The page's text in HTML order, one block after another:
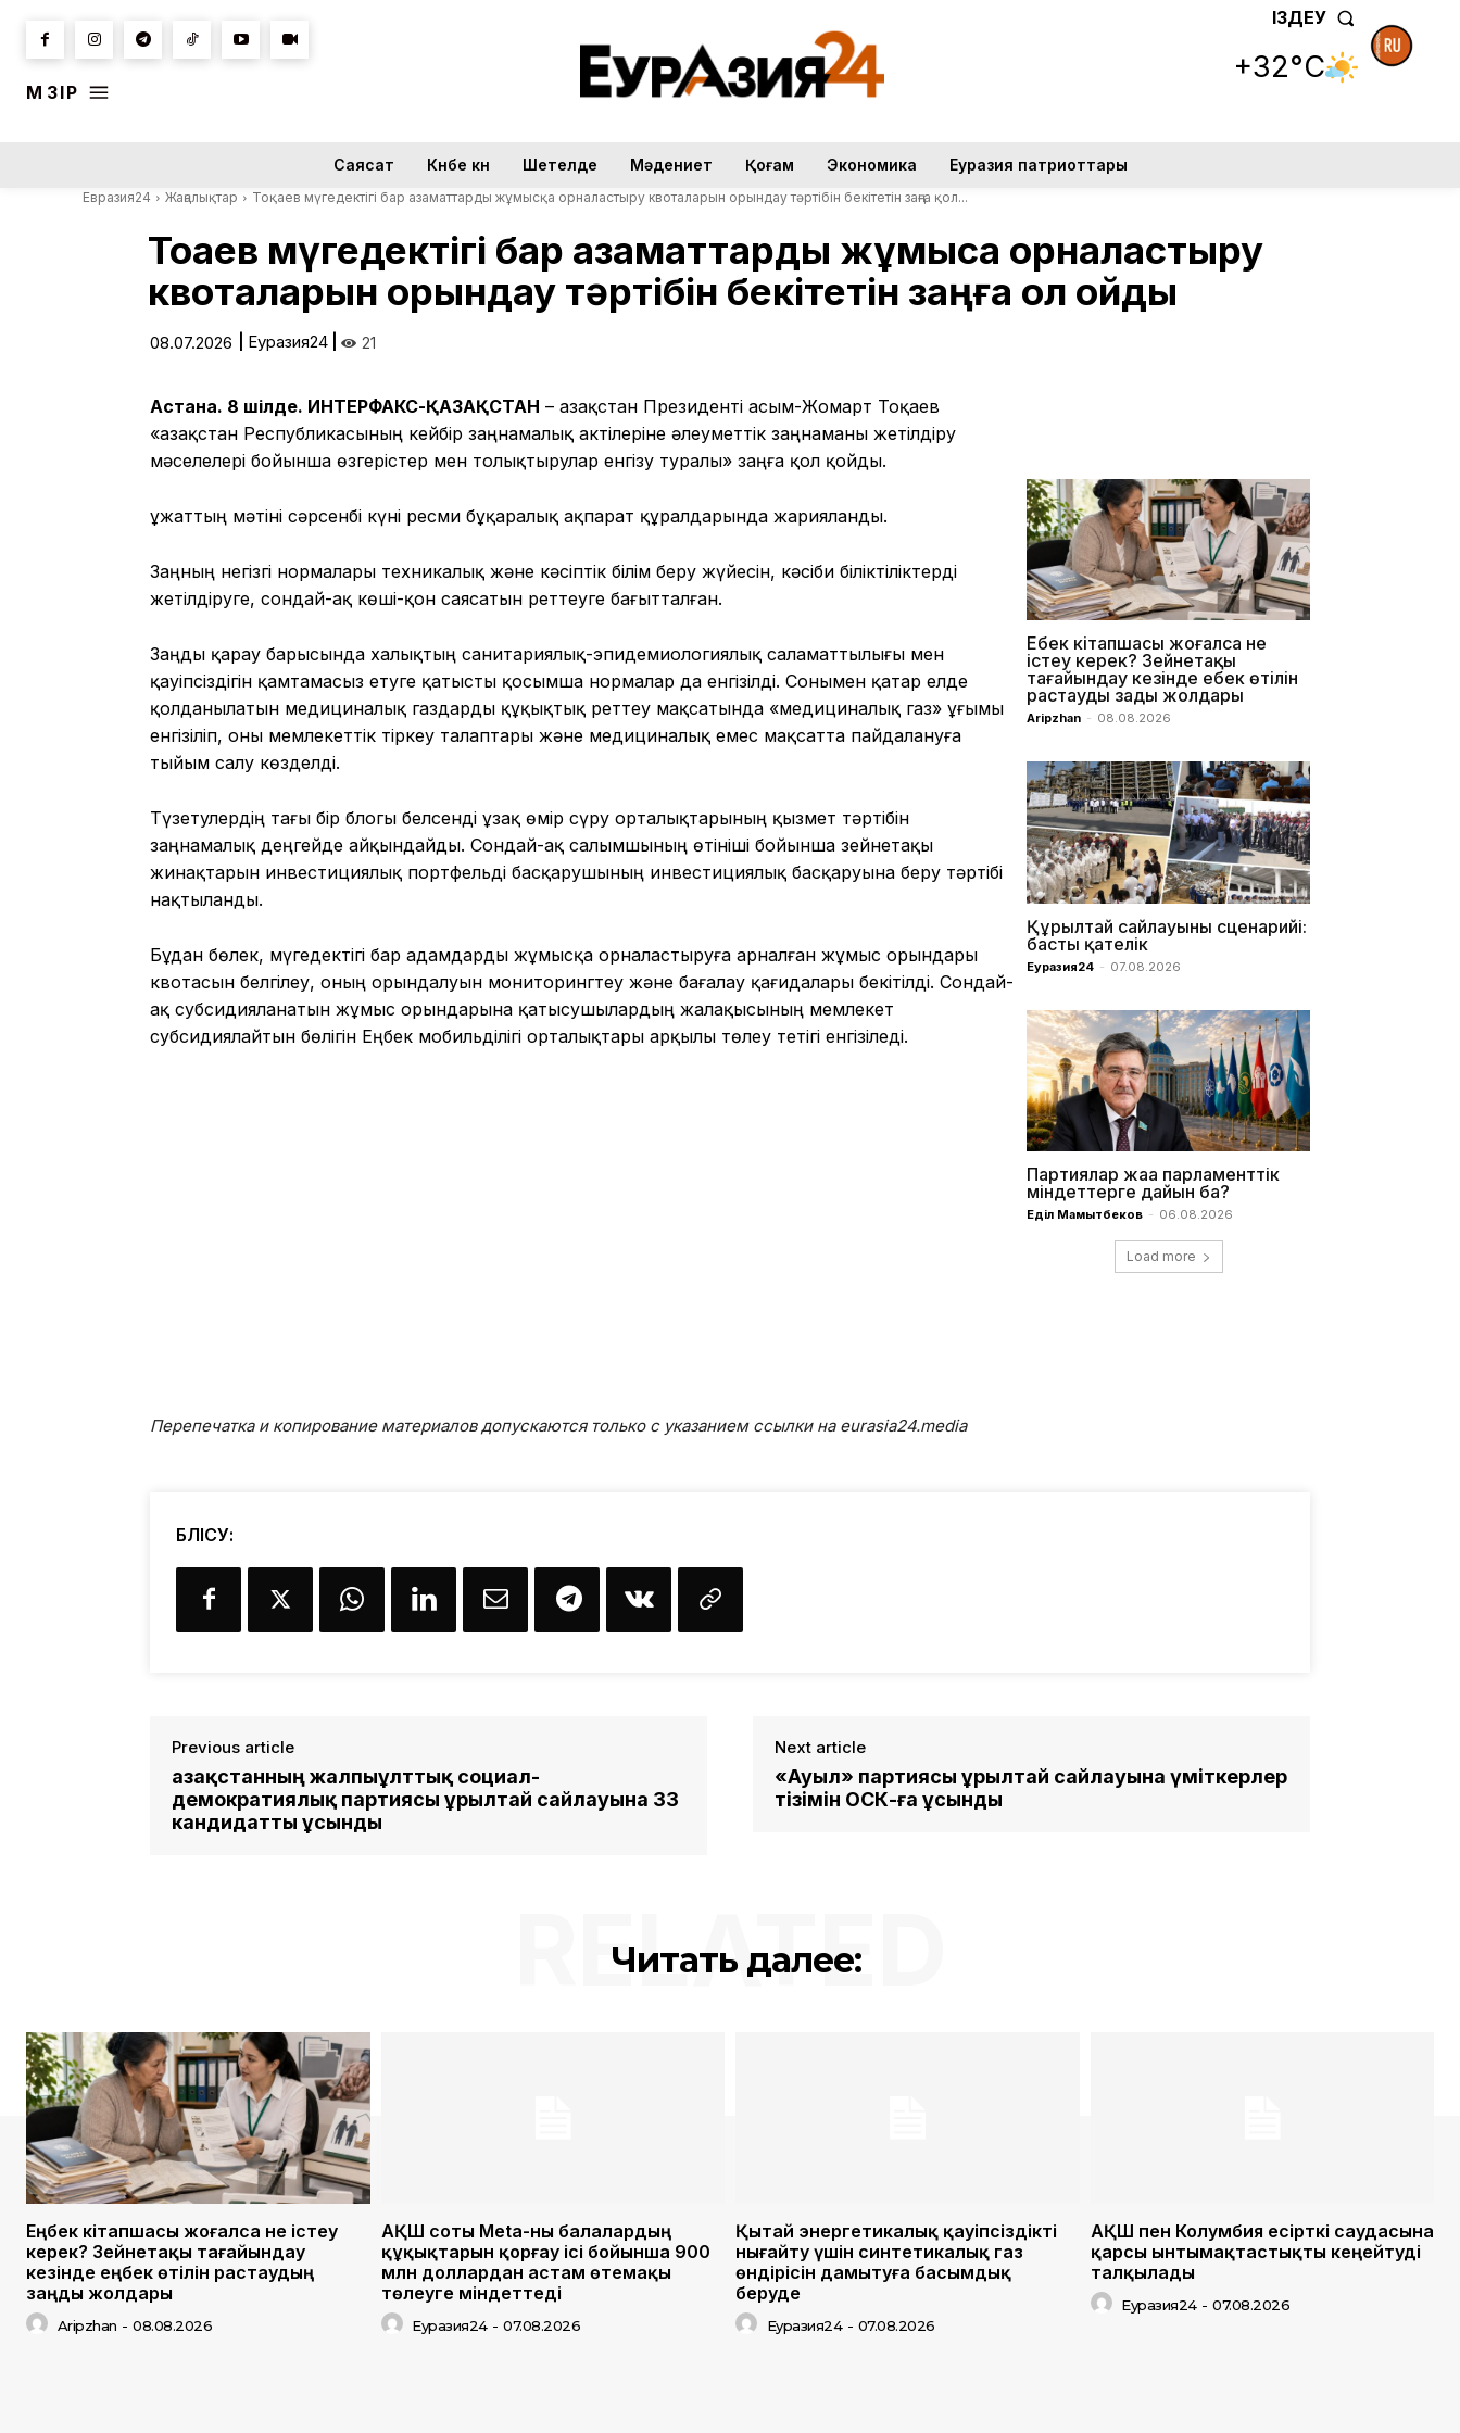
МӘЗІР
ІЗДЕУ
+32°C
Саясат Күнбе күн Шетелде Мәдениет Қоғам Экономика Еуразия патриоттары
Евразия24 Жаңалықтар Тоқаев мүгедектігі бар азаматтарды жұмысқа орналастыру квоталарын орындау тәртібін бекітетін заңға қол...
Тоқаев мүгедектігі бар азаматтарды жұмысқа орналастыру
квоталарын орындау тәртібін бекітетін заңға қол қойды
08.07.2026 Еуразия24 21
Астана. 8 шілде. ИНТЕРФАКС-ҚАЗАҚСТАН – Қазақстан Президенті Қасым-Жомарт Тоқаев
«Қазақстан Республикасының кейбір заңнамалық актілеріне әлеуметтік заңнаманы жетілдіру
мәселелері бойынша өзгерістер мен толықтырулар енгізу туралы» заңға қол қойды.
Құжаттың мәтіні сәрсенбі күні ресми бұқаралық ақпарат құралдарында жарияланды.
Заңның негізгі нормалары техникалық және кәсіптік білім беру жүйесін, кәсіби біліктіліктерді
жетілдіруге, сондай-ақ көші-қон саясатын реттеуге бағытталған.
Заңды қарау барысында халықтың санитариялық-эпидемиологиялық саламаттылығы мен
қауіпсіздігін қамтамасыз етуге қатысты қосымша нормалар да енгізілді. Сонымен қатар елде
қолданылатын медициналық газдарды құқықтық реттеу мақсатында «медициналық газ» ұғымы
енгізіліп, оны мемлекеттік тіркеу талаптары және медициналық емес мақсатта пайдалануға
тыйым салу көзделді.
Түзетулердің тағы бір блогы белсенді ұзақ өмір сүру орталықтарының қызмет тәртібін
заңнамалық деңгейде айқындайды. Сондай-ақ салымшының өтініші бойынша зейнетақы
жинақтарын инвестициялық портфельді басқарушының инвестициялық басқаруына беру тәртібі
нақтыланды.
Бұдан бөлек, мүгедектігі бар адамдарды жұмысқа орналастыруға арналған жұмыс орындары
квотасын белгілеу, оның орындалуын мониторингтеу және бағалау қағидалары бекітілді. Сондай-
ақ субсидияланатын жұмыс орындарына қатысушылардың жалақысының мемлекет
субсидиялайтын бөлігін Еңбек мобильділігі орталықтары арқылы төлеу тетігі енгізіледі.
Еңбек кітапшасы жоғалса не
істеу керек? Зейнетақы
тағайындау кезінде еңбек өтілін
растаудың заңды жолдары
Aripzhan - 08.08.2026
Құрылтай сайлауының сценарийі:
басты қателік
Еуразия24 - 07.08.2026
Партиялар жаңа парламенттік
міндеттерге дайын ба?
Еділ Мамытбеков - 06.08.2026
Load more
Перепечатка и копирование материалов допускаются только с указанием ссылки на eurasia24.media
БӨЛІСУ:
Previous article
Қазақстанның жалпыұлттық социал-
демократиялық партиясы Құрылтай сайлауына 33
кандидатты ұсынды
Next article
«Ауыл» партиясы Құрылтай сайлауына үміткерлер
тізімін ОСК-ға ұсынды
Читать далее:
RELATED
Еңбек кітапшасы жоғалса не істеу
керек? Зейнетақы тағайындау
кезінде еңбек өтілін растаудың
заңды жолдары
Aripzhan - 08.08.2026
АҚШ соты Meta-ны балалардың
құқықтарын қорғау ісі бойынша 900
млн доллардан астам өтемақы
төлеуге міндеттеді
Еуразия24 - 07.08.2026
Қытай энергетикалық қауіпсіздікті
нығайту үшін синтетикалық газ
өндірісін дамытуға басымдық
беруде
Еуразия24 - 07.08.2026
АҚШ пен Колумбия есірткі саудасына
қарсы ынтымақтастықты кеңейтуді
талқылады
Еуразия24 - 07.08.2026